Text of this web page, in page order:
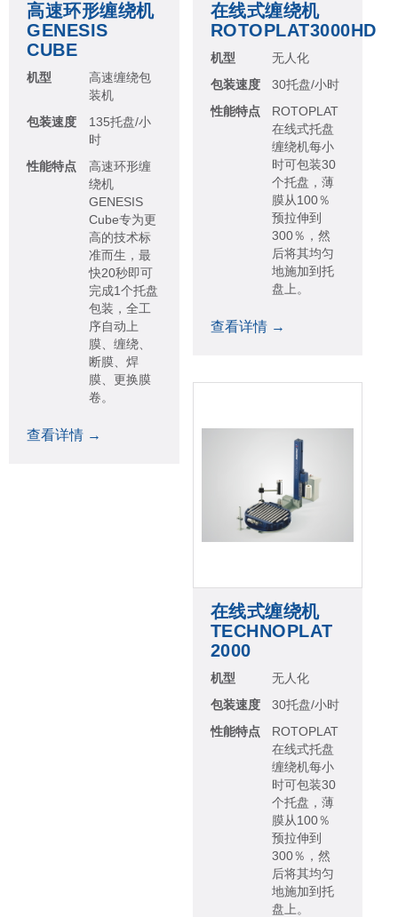
高速环形缠绕机
GENESIS
CUBE
机型
高速缠绕包
装机
包装速度
135托盘/小
时
性能特点
高速环形缠
绕机
GENESIS
Cube专为更
高的技术标
准而生，最
快20秒即可
完成1个托盘
包装，全工
序自动上
膜、缠绕、
断膜、焊
膜、更换膜
卷。
查看详情 →
在线式缠绕机
ROTOPLAT3000HD
机型
无人化
包装速度
30托盘/小时
性能特点
ROTOPLAT
在线式托盘
缠绕机每小
时可包装30
个托盘，薄
膜从100％
预拉伸到
300％，然
后将其均匀
地施加到托
盘上。
查看详情 →
在线式缠绕机
TECHNOPLAT
2000
机型
无人化
包装速度
30托盘/小时
性能特点
ROTOPLAT
在线式托盘
缠绕机每小
时可包装30
个托盘，薄
膜从100％
预拉伸到
300％，然
后将其均匀
地施加到托
盘上。